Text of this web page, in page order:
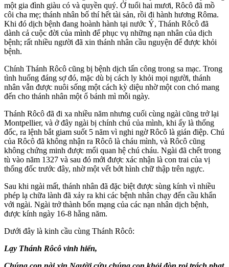
một gia đình giàu có và quyền quý. Ở tuổi hai mươi, Rôcô đã mồ
côi cha mẹ; thánh nhân bố thí hết tài sản, rồi đi hành hương Rôma.
Khi đó dịch bệnh đang hoành hành tại nước Ý, Thánh Rôcô đã
dành cả cuộc đời của mình để phục vụ những nạn nhân của dịch
bệnh; rất nhiều người đã xin thánh nhân cầu nguyện để được khỏi
bệnh.
Chính Thánh Rôcô cũng bị bệnh dịch tấn công trong sa mạc. Trong
tình huống đáng sợ đó, mặc dù bị cách ly khỏi mọi người, thánh
nhân vẫn được nuôi sống một cách kỳ diệu nhờ một con chó mang
đến cho thánh nhân một ổ bánh mì mỗi ngày.
Thánh Rôcô đã đi xa nhiều năm nhưng cuối cùng ngài cũng trở lại
Montpellier, và ở đây ngài bị chính chú của mình, khi ấy là thống
đốc, ra lệnh bắt giam suốt 5 năm vì nghi ngờ Rôcô là gián điệp. Chú
của Rôcô đã không nhận ra Rôcô là cháu mình, và Rôcô cũng
không chứng minh được mối quan hệ chú cháu. Ngài đã chết trong
tù vào năm 1327 và sau đó mới được xác nhận là con trai của vị
thống đốc trước đây, nhờ một vết bớt hình chữ thập trên ngực.
Sau khi ngài mất, thánh nhân đã đặc biệt được sùng kính vì nhiều
phép lạ chữa lành đã xảy ra khi các bệnh nhân chạy đến cầu khẩn
với ngài. Ngài trở thành bổn mạng của các nạn nhân dịch bệnh,
được kính ngày 16-8 hằng năm.
Dưới đây là kinh cầu cùng Thánh Rôcô:
Lạy Thánh Rôcô vinh hiển,